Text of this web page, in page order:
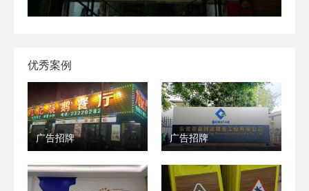
优秀案例
广告招牌 广告招牌